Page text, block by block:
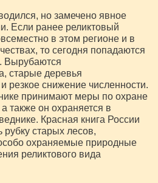
но замечено явное
Если ранее реликтовый
в этом регионе и в
то сегодня попадаются
Вырубаются
старые деревья
резкое снижение численности.
принимают меры по охране
также он охраняется в
Красная книга России
рубку старых лесов,
охраняемые природные
реликтового вида